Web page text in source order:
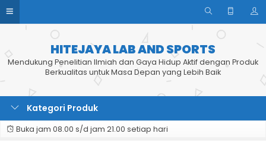
HITEJAYA LAB AND SPORTS
Mendukung Penelitian Ilmiah dan Gaya Hidup Aktif dengan Produk
Berkualitas untuk Masa Depan yang Lebih Baik
Kategori Produk
Buka jam 08.00 s/d jam 21.00 setiap hari